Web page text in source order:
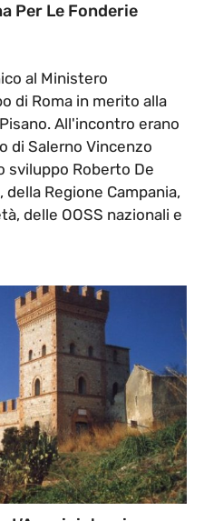
Per Le Fonderie
al Ministero
di Roma in merito alla
All'incontro erano
di Salerno Vincenzo
sviluppo Roberto De
Regione Campania,
delle OOSS nazionali e